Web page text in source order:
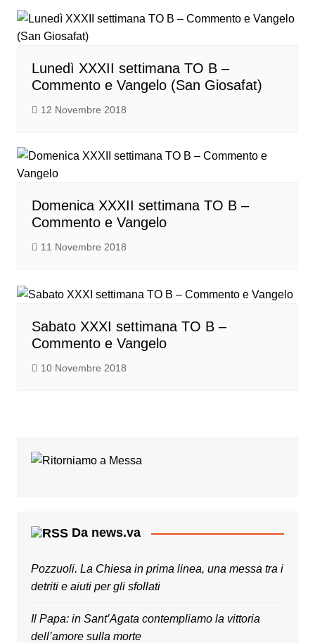
Lunedì XXXII settimana TO B –
Commento e Vangelo (San Giosafat)
12 Novembre 2018
Domenica XXXII settimana TO B –
Commento e Vangelo
11 Novembre 2018
Sabato XXXI settimana TO B –
Commento e Vangelo
10 Novembre 2018
Da news.va
Pozzuoli. La Chiesa in prima linea, una messa tra i
detriti e aiuti per gli sfollati
Il Papa: in Sant’Agata contempliamo la vittoria
dell’amore sulla morte